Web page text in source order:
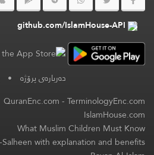
github.com/IslamHouse-API
دەربارەی پرۆژە •
QuranEnc.com-TerminologyEnc.com
IslamHouse.com
What Muslim Children Must Know
with explanation and benefits